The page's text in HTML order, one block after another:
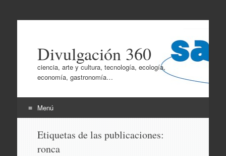
Divulgación 360
ciencia, arte y cultura, tecnología, ecología,
economía, gastronomía…
Menú
contenido
Etiquetas de las publicaciones:
ronca